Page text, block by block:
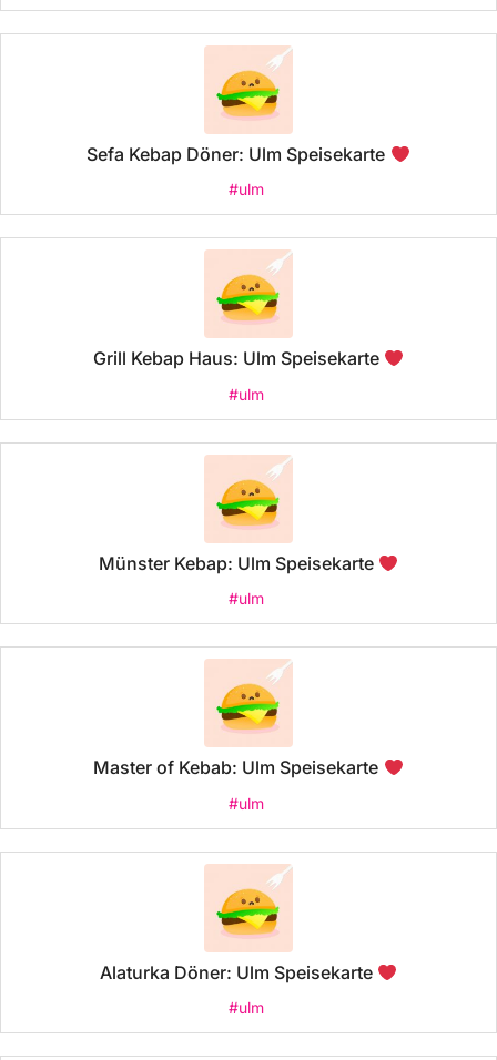
Sefa Kebap Döner: Ulm Speisekarte
#ulm
Grill Kebap Haus: Ulm Speisekarte
#ulm
Münster Kebap: Ulm Speisekarte
#ulm
Master of Kebab: Ulm Speisekarte
#ulm
Alaturka Döner: Ulm Speisekarte
#ulm